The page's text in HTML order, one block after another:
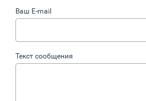
Ваш E-mail
Текст сообщения